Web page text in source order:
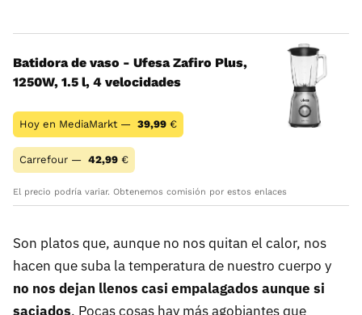
Batidora de vaso - Ufesa Zafiro Plus,
1250W, 1.5 l, 4 velocidades
Hoy en MediaMarkt — 39,99 €
Carrefour — 42,99 €
El precio podría variar. Obtenemos comisión por estos enlaces
Son platos que, aunque no nos quitan el calor, nos
hacen que suba la temperatura de nuestro cuerpo y
no nos dejan llenos casi empalagados aunque si
saciados. Pocas cosas hay más agobiantes que